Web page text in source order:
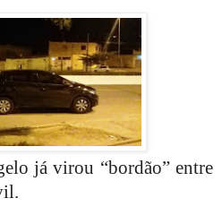
já virou “bordão” entre